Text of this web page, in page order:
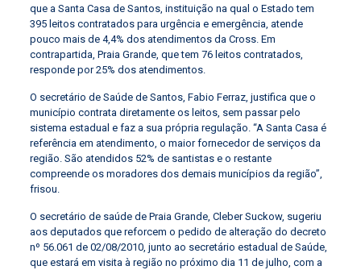
que a Santa Casa de Santos, instituição na qual o Estado tem
395 leitos contratados para urgência e emergência, atende
pouco mais de 4,4% dos atendimentos da Cross. Em
contrapartida, Praia Grande, que tem 76 leitos contratados,
responde por 25% dos atendimentos.
O secretário de Saúde de Santos, Fabio Ferraz, justifica que o
município contrata diretamente os leitos, sem passar pelo
sistema estadual e faz a sua própria regulação. “A Santa Casa é
referência em atendimento, o maior fornecedor de serviços da
região. São atendidos 52% de santistas e o restante
compreende os moradores dos demais municípios da região”,
frisou.
O secretário de saúde de Praia Grande, Cleber Suckow, sugeriu
aos deputados que reforcem o pedido de alteração do decreto
nº 56.061 de 02/08/2010, junto ao secretário estadual de Saúde,
que estará em visita à região no próximo dia 11 de julho, com a